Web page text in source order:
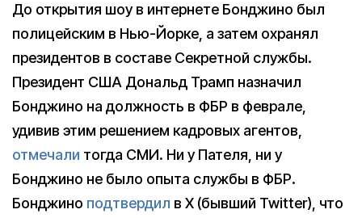
До открытия шоу в интернете Бонджино был
полицейским в Нью-Йорке, а затем охранял
президентов в составе Секретной службы.
Президент США Дональд Трамп назначил
Бонджино на должность в ФБР в феврале,
удивив этим решением кадровых агентов,
отмечали тогда СМИ. Ни у Пателя, ни у
Бонджино не было опыта службы в ФБР.
Бонджино подтвердил в X (бывший Twitter), что